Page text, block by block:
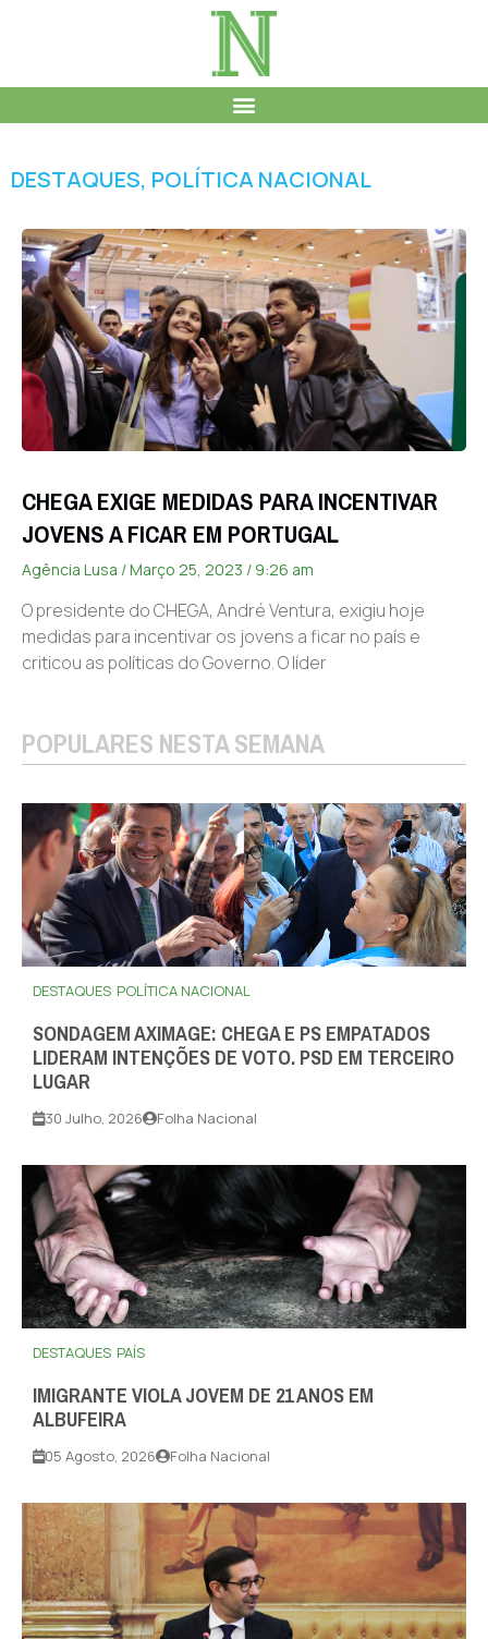
DESTAQUES, POLÍTICA NACIONAL
CHEGA EXIGE MEDIDAS PARA INCENTIVAR
JOVENS A FICAR EM PORTUGAL
Agência Lusa Março 25, 2023 9:26 am
O presidente do CHEGA, André Ventura, exigiu hoje
medidas para incentivar os jovens a ficar no país e
criticou as políticas do Governo. O líder
POPULARES NESTA SEMANA
DESTAQUES POLÍTICA NACIONAL
SONDAGEM AXIMAGE: CHEGA E PS EMPATADOS
LIDERAM INTENÇÕES DE VOTO. PSD EM TERCEIRO
LUGAR
30 Julho, 2026 Folha Nacional
DESTAQUES PAÍS
IMIGRANTE VIOLA JOVEM DE 21 ANOS EM
ALBUFEIRA
05 Agosto, 2026 Folha Nacional